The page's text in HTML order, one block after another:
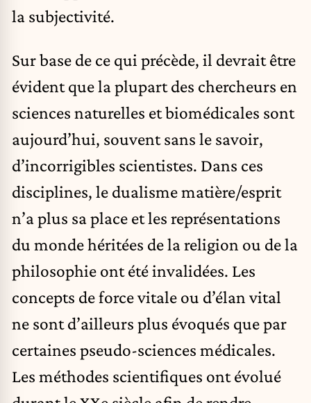
la subjectivité.
Sur base de ce qui précède, il devrait être
évident que la plupart des chercheurs en
sciences naturelles et biomédicales sont
aujourd’hui, souvent sans le savoir,
d’incorrigibles scientistes. Dans ces
disciplines, le dualisme matière/esprit
n’a plus sa place et les représentations
du monde héritées de la religion ou de la
philosophie ont été invalidées. Les
concepts de force vitale ou d’élan vital
ne sont d’ailleurs plus évoqués que par
certaines pseudo-sciences médicales.
Les méthodes scientifiques ont évolué